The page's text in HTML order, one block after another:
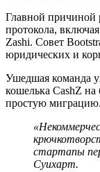
Главной причиной
протокола,
Zashi. Совет
юридических и
Ушедшая команда
кошелька CashZ на
простую миграцию.
стартапы
Суихарт.